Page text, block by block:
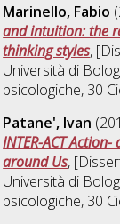
Marinello, Fabio
and intuition: the
thinking styles,
Università di
psicologiche, 30
Patane', Ivan
INTER-ACT
around Us,
Università di
psicologiche, 30